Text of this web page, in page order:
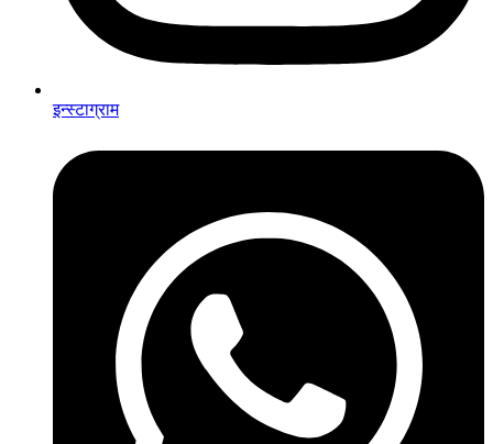
इन्स्टाग्राम